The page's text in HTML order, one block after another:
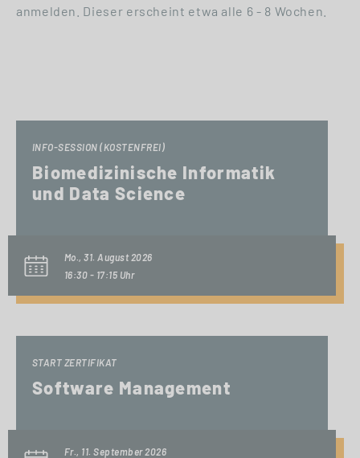
anmelden. Dieser erscheint etwa alle 6 - 8 Wochen.
INFO-SESSION (KOSTENFREI)
Biomedizinische Informatik
und Data Science
Mo., 31. August 2026
16:30 - 17:15 Uhr
START ZERTIFIKAT
Software Management
Fr., 11. September 2026